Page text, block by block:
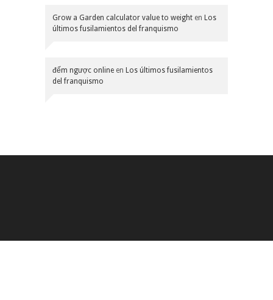
Grow a Garden calculator value to weight en Los
últimos fusilamientos del franquismo
đếm ngược online en Los últimos fusilamientos
del franquismo